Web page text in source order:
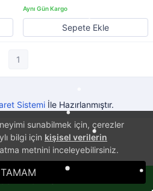
sunabilmek için, çerezler
bilgi için kişisel verilerin
metnini inceleyebilirsiniz.
TAMAM
Sepete Ekle
1
Sistemiİle Hazırlanmıştır.
Sipariş Ver!